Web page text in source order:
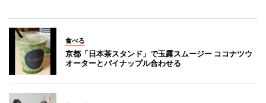
食べる
京都「日本茶スタンド」で玉露スムージー ココナツウ
オーターとパイナップル合わせる